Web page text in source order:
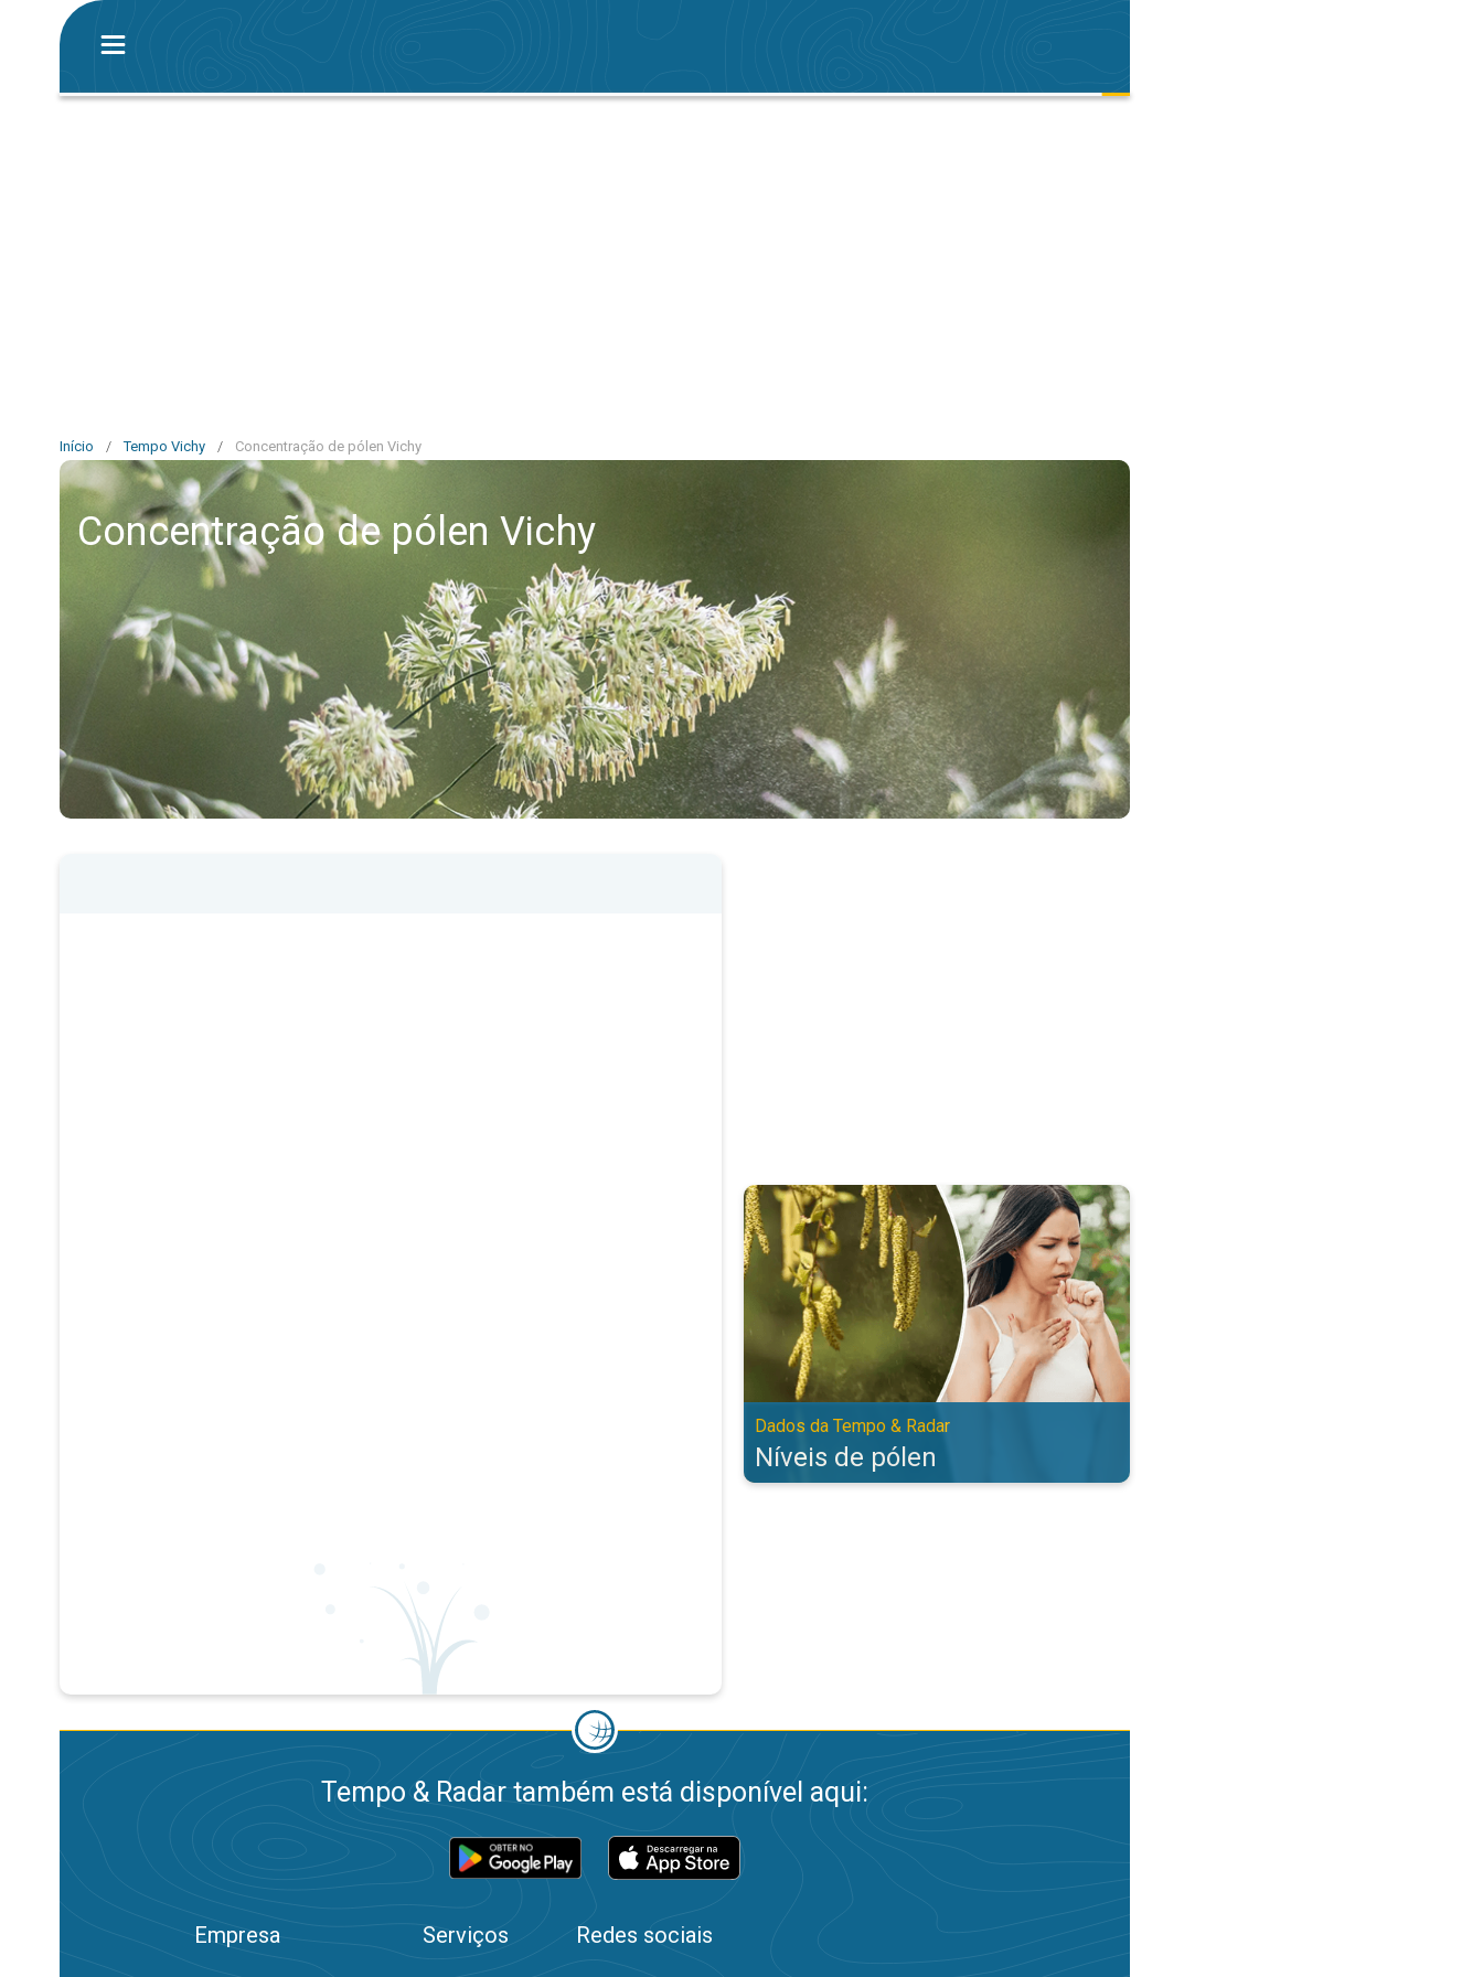
Início / Tempo Vichy / Concentração de pólen Vichy
Concentração de pólen Vichy
Níveis de pólen. Dados da Tempo & Radar. . .
Dados da Tempo & Radar
Níveis de pólen
Tempo & Radar também está disponível aqui:
Empresa Serviços Redes sociais